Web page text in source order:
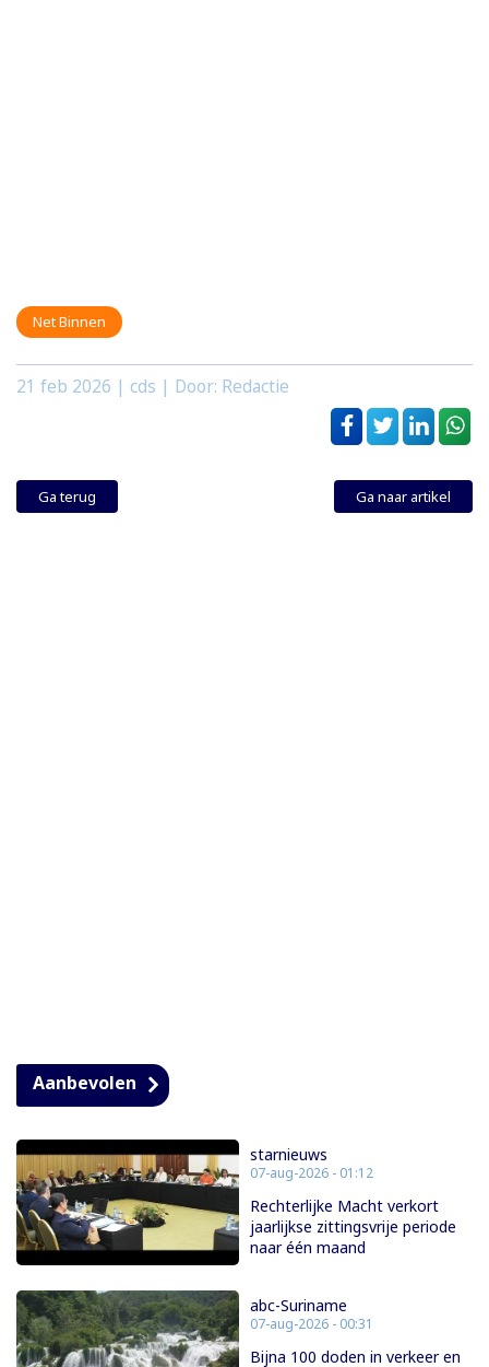
Net Binnen
21 feb 2026 | cds | Door: Redactie
Ga terug Ga naar artikel
Aanbevolen
starnieuws
07-aug-2026 - 01:12
Rechterlijke Macht verkort
jaarlijkse zittingsvrije periode
naar één maand
abc-Suriname
07-aug-2026 - 00:31
Bijna 100 doden in verkeer en